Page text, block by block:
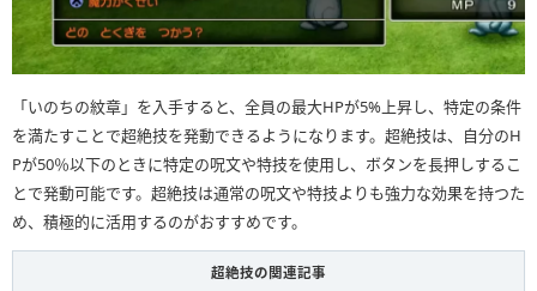
「いのちの紋章」を入手すると、全員の最大HPが5%上昇し、特定の条件
を満たすことで超絶技を発動できるようになります。超絶技は、自分のH
Pが50％以下のときに特定の呪文や特技を使用し、ボタンを長押しするこ
とで発動可能です。超絶技は通常の呪文や特技よりも強力な効果を持つた
め、積極的に活用するのがおすすめです。
超絶技の関連記事